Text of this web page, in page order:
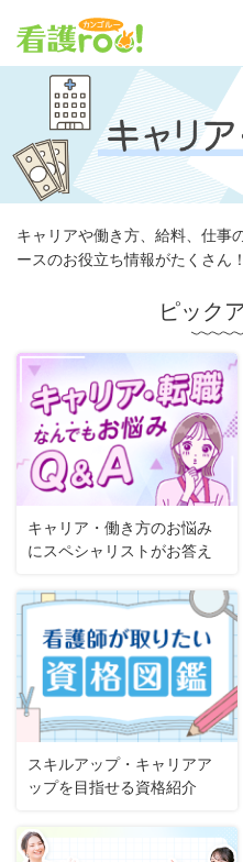
キャリアや働き方、給料、仕事
ースのお役立ち情報がたくさん！
ピック
キャリア・働き方のお悩み
にスペシャリストがお答え
スキルアップ・キャリアア
ップを目指せる資格紹介